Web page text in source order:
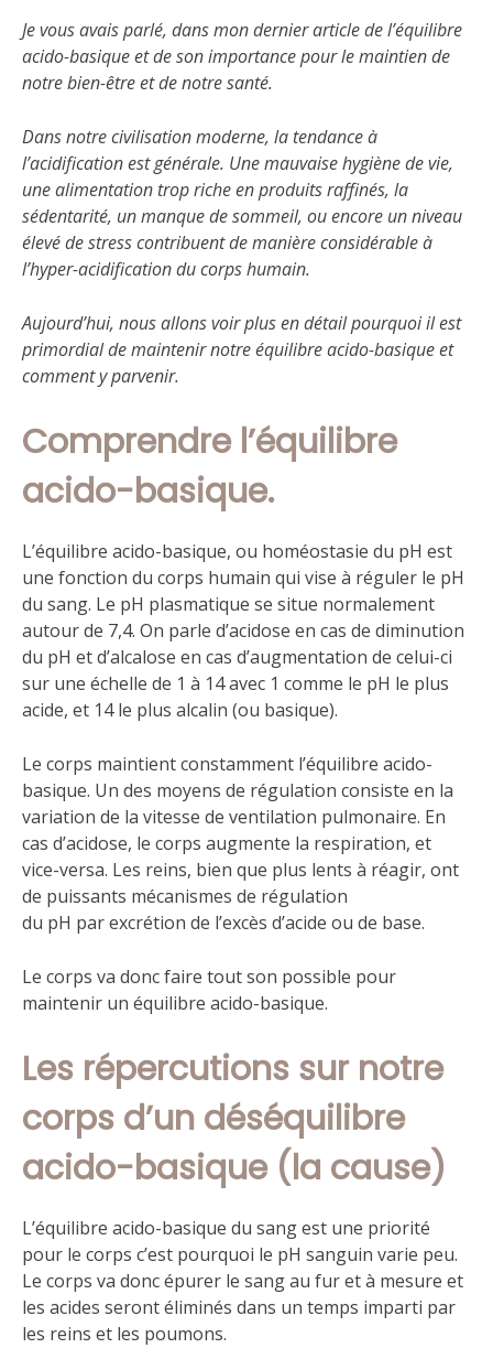
Je vous avais parlé, dans mon dernier article de l’équilibre
acido-basique et de son importance pour le maintien de
notre bien-être et de notre santé.
Dans notre civilisation moderne, la tendance à
l’acidification est générale. Une mauvaise hygiène de vie,
une alimentation trop riche en produits raffinés, la
sédentarité, un manque de sommeil, ou encore un niveau
élevé de stress contribuent de manière considérable à
l’hyper-acidification du corps humain.
Aujourd’hui, nous allons voir plus en détail pourquoi il est
primordial de maintenir notre équilibre acido-basique et
comment y parvenir.
Comprendre l’équilibre
acido-basique.
L’équilibre acido-basique, ou homéostasie du pH est
une fonction du corps humain qui vise à réguler le pH
du sang. Le pH plasmatique se situe normalement
autour de 7,4. On parle d’acidose en cas de diminution
du pH et d’alcalose en cas d’augmentation de celui-ci
sur une échelle de 1 à 14 avec 1 comme le pH le plus
acide, et 14 le plus alcalin (ou basique).
Le corps maintient constamment l’équilibre acido-
basique. Un des moyens de régulation consiste en la
variation de la vitesse de ventilation pulmonaire. En
cas d’acidose, le corps augmente la respiration, et
vice-versa. Les reins, bien que plus lents à réagir, ont
de puissants mécanismes de régulation
du pH par excrétion de l’excès d’acide ou de base.
Le corps va donc faire tout son possible pour
maintenir un équilibre acido-basique.
Les répercutions sur notre
corps d’un déséquilibre
acido-basique (la cause)
L’équilibre acido-basique du sang est une priorité
pour le corps c’est pourquoi le pH sanguin varie peu.
Le corps va donc épurer le sang au fur et à mesure et
les acides seront éliminés dans un temps imparti par
les reins et les poumons.